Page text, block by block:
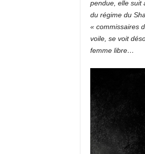
pendue, elle suit
du régime du
« commissaires
voile, se voit
femme libre…